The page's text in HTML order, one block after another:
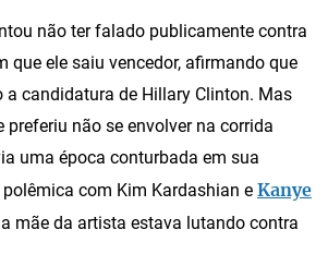
não ter falado publicamente contra
que ele saiu vencedor, afirmando que
a candidatura de Hillary Clinton. Mas
não se envolver na corrida
uma época conturbada em sua
com Kim Kardashian e Kanye
mãe da artista estava lutando contra